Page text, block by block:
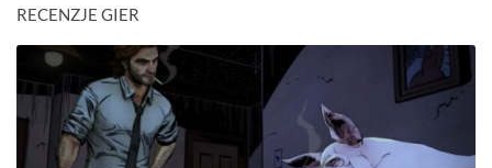
RECENZJE GIER